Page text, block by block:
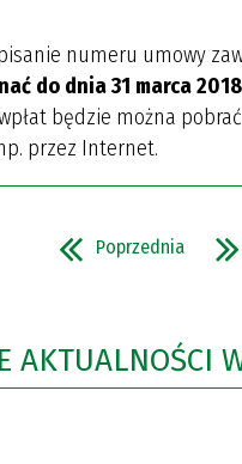
numeru umowy
do dnia 31 marca
będzie można
przez Internet.
Poprzednia
AKTUALNOŚCI